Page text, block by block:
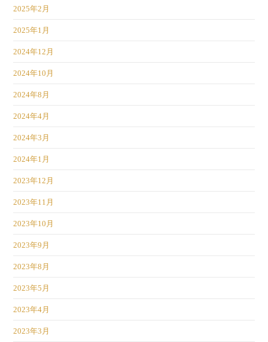
2025年2月
2025年1月
2024年12月
2024年10月
2024年8月
2024年4月
2024年3月
2024年1月
2023年12月
2023年11月
2023年10月
2023年9月
2023年8月
2023年5月
2023年4月
2023年3月